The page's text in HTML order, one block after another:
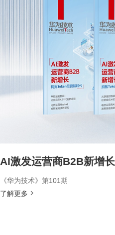
AI激发运营商B2B新增长
《华为技术》第101期
了解更多